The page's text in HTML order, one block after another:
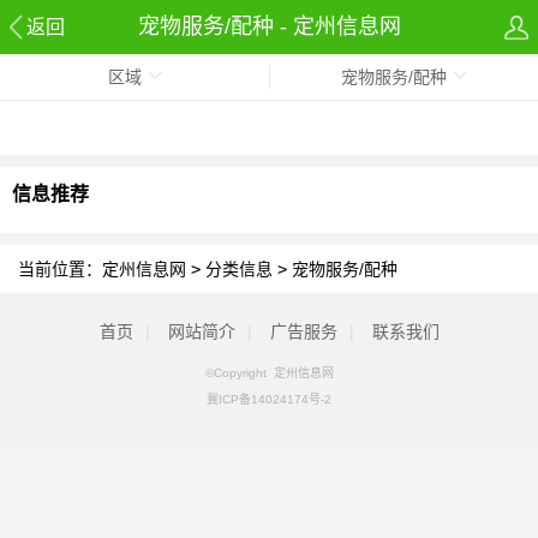
返回 宠物服务/配种 - 定州信息网
区域 宠物服务/配种
信息推荐
当前位置： 定州信息网 > 分类信息 > 宠物服务/配种
首页 网站简介 广告服务 联系我们
©Copyright 定州信息网
冀ICP备14024174号-2